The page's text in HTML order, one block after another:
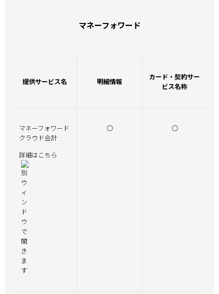
マネーフォワード
提供サービス名 明細情報
カード・契約サー
ビス名称
マネーフォワード
クラウド会計
詳細はこちら
〇 〇